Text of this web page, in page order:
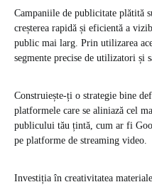
Campaniile de publicitate plătită
creșterea rapidă și eficientă a
public mai larg. Prin utilizarea
segmente precise de utilizatori și
Construiește-ți o strategie bine
platformele care se aliniază cel
publicului tău țintă, cum ar fi
pe platforme de streaming video.
Investiția în creativitatea